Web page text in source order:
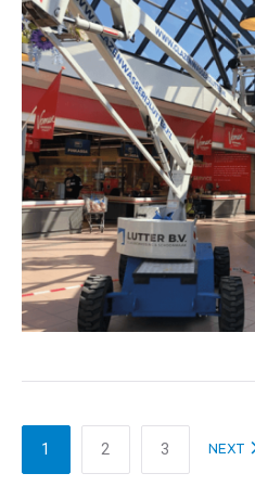
1 2 3 NEXT